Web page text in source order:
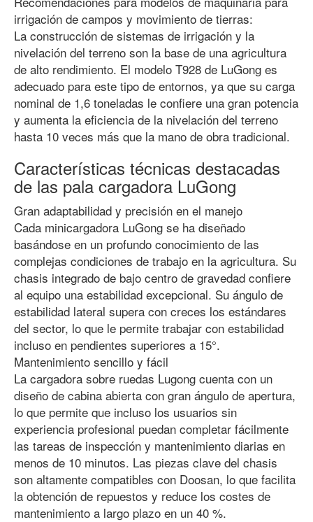
irrigación de campos y movimiento de tierras:
La construcción de sistemas de irrigación y la
nivelación del terreno son la base de una agricultura
de alto rendimiento. El modelo T928 de LuGong es
adecuado para este tipo de entornos, ya que su carga
nominal de 1,6 toneladas le confiere una gran potencia
y aumenta la eficiencia de la nivelación del terreno
hasta 10 veces más que la mano de obra tradicional.
Características técnicas destacadas
de las pala cargadora LuGong
Gran adaptabilidad y precisión en el manejo
Cada minicargadora LuGong se ha diseñado
basándose en un profundo conocimiento de las
complejas condiciones de trabajo en la agricultura. Su
chasis integrado de bajo centro de gravedad confiere
al equipo una estabilidad excepcional. Su ángulo de
estabilidad lateral supera con creces los estándares
del sector, lo que le permite trabajar con estabilidad
incluso en pendientes superiores a 15°.
Mantenimiento sencillo y fácil
La cargadora sobre ruedas Lugong cuenta con un
diseño de cabina abierta con gran ángulo de apertura,
lo que permite que incluso los usuarios sin
experiencia profesional puedan completar fácilmente
las tareas de inspección y mantenimiento diarias en
menos de 10 minutos. Las piezas clave del chasis
son altamente compatibles con Doosan, lo que facilita
la obtención de repuestos y reduce los costes de
mantenimiento a largo plazo en un 40 %.